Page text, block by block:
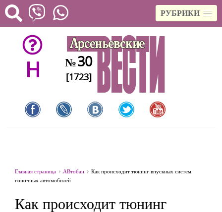
РУБРИКИ
H №30
[1723]
Главная страница АВтобан
Как происходит тюнинг впускных систем
гоночных автомобилей
Как происходит тюнинг